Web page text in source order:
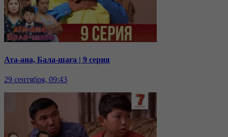
Ата-ана, Бала-шаға | 9 серия
29 сентября, 09:43